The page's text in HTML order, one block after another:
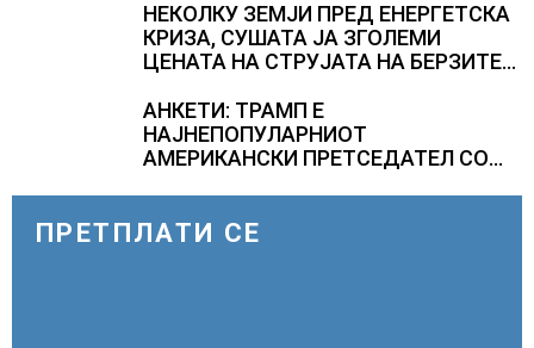
НЕКОЛКУ ЗЕМЈИ ПРЕД ЕНЕРГЕТСКА
КРИЗА, СУШАТА ЈА ЗГОЛЕМИ
ЦЕНАТА НА СТРУЈАТА НА БЕРЗИТЕ
АНКЕТИ: ТРАМП Е
НАЈНЕПОПУЛАРНИОТ
АМЕРИКАНСКИ ПРЕТСЕДАТЕЛ СО
ПРЕТПЛАТИ СЕ